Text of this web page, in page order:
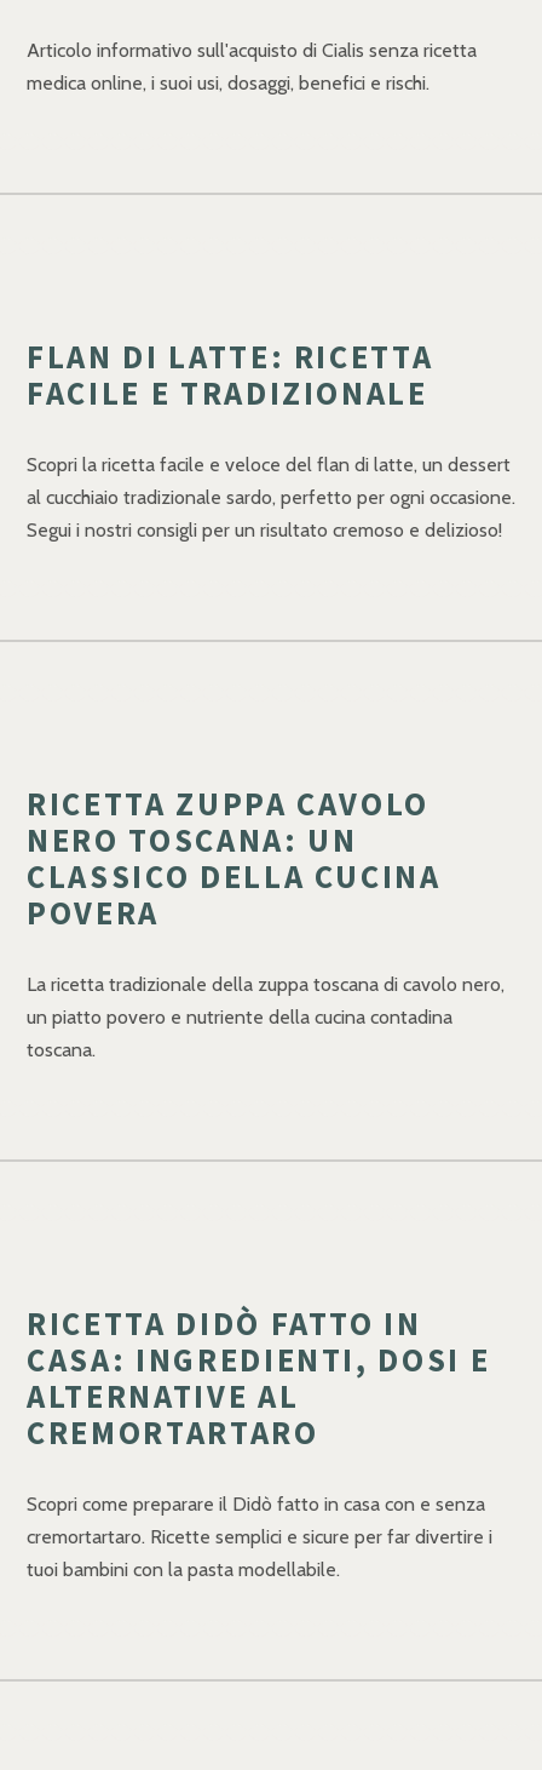
Articolo informativo sull'acquisto di Cialis senza ricetta
medica online, i suoi usi, dosaggi, benefici e rischi.
FLAN DI LATTE: RICETTA
FACILE E TRADIZIONALE
Scopri la ricetta facile e veloce del flan di latte, un dessert
al cucchiaio tradizionale sardo, perfetto per ogni occasione.
Segui i nostri consigli per un risultato cremoso e delizioso!
RICETTA ZUPPA CAVOLO
NERO TOSCANA: UN
CLASSICO DELLA CUCINA
POVERA
La ricetta tradizionale della zuppa toscana di cavolo nero,
un piatto povero e nutriente della cucina contadina
toscana.
RICETTA DIDÒ FATTO IN
CASA: INGREDIENTI, DOSI E
ALTERNATIVE AL
CREMORTARTARO
Scopri come preparare il Didò fatto in casa con e senza
cremortartaro. Ricette semplici e sicure per far divertire i
tuoi bambini con la pasta modellabile.